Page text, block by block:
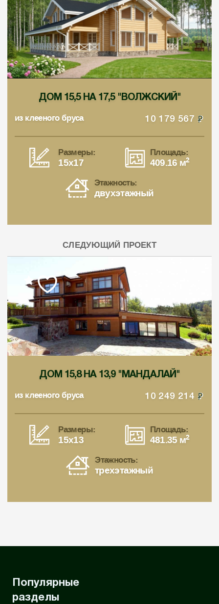
ДОМ 15,5 НА 17,5 "ВОЛЖСКИЙ"
из клееного бруса 10 179 567
Размеры:
15x17
Площадь:
409.16 м2
Этажность:
двухэтажный
СЛЕДУЮЩИЙ ПРОЕКТ
ДОМ 15,8 НА 13,9 "МАНДАЛАЙ"
из клееного бруса 10 249 214
Размеры:
15x13
Площадь:
481.35 м2
Этажность:
трехэтажный
Популярные
разделы